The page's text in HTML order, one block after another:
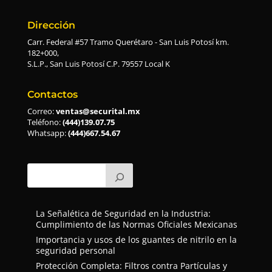
Dirección
Carr. Federal #57 Tramo Querétaro - San Luis Potosí km.
182+000,
S.L.P., San Luis Potosí C.P. 79557 Local K
Contactos
Correo:ventas@securital.mx
Teléfono:(444)139.07.75
Whatsapp:(444)667.54.67
La Señalética de Seguridad en la Industria:
Cumplimiento de las Normas Oficiales Mexicanas
Importancia y usos de los guantes de nitrilo en la
seguridad personal
Protección Completa: Filtros contra Partículas y